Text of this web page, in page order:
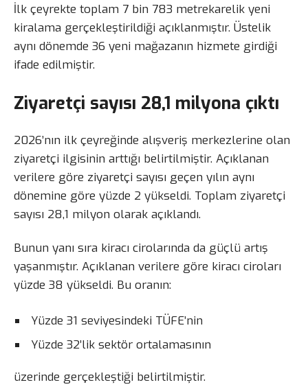
İlk çeyrekte toplam 7 bin 783 metrekarelik yeni
kiralama gerçekleştirildiği açıklanmıştır. Üstelik
aynı dönemde 36 yeni mağazanın hizmete girdiği
ifade edilmiştir.
Ziyaretçi sayısı 28,1 milyona çıktı
2026’nın ilk çeyreğinde alışveriş merkezlerine olan
ziyaretçi ilgisinin arttığı belirtilmiştir. Açıklanan
verilere göre ziyaretçi sayısı geçen yılın aynı
dönemine göre yüzde 2 yükseldi. Toplam ziyaretçi
sayısı 28,1 milyon olarak açıklandı.
Bunun yanı sıra kiracı cirolarında da güçlü artış
yaşanmıştır. Açıklanan verilere göre kiracı ciroları
yüzde 38 yükseldi. Bu oranın:
Yüzde 31 seviyesindeki TÜFE’nin
Yüzde 32’lik sektör ortalamasının
üzerinde gerçekleştiği belirtilmiştir.